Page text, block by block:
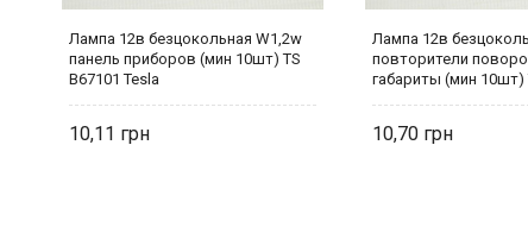
Лампа 12в безцокольная W1,2w
панель приборов (мин 10шт) TS
B67101 Tesla
10,11
Лампа 12в
повторители
габариты (мин 10шт)
10,70